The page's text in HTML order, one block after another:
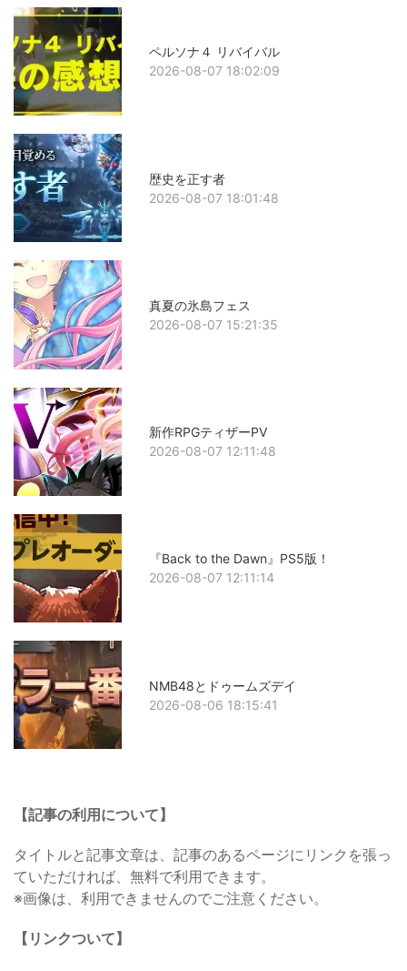
ペルソナ４ リバイバル
2026-08-07 18:02:09
歴史を正す者
2026-08-07 18:01:48
真夏の氷島フェス
2026-08-07 15:21:35
新作RPGティザーPV
2026-08-07 12:11:48
『Back to the Dawn』PS5版！
2026-08-07 12:11:14
NMB48とドゥームズデイ
2026-08-06 18:15:41
【記事の利用について】
タイトルと記事文章は、記事のあるページにリンクを張っ
ていただければ、無料で利用できます。
※画像は、利用できませんのでご注意ください。
【リンクついて】